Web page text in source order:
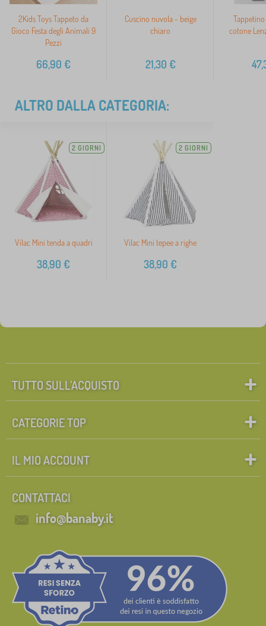
2Kids Toys Tappeto da
Gioco Festa degli Animali 9
Pezzi
66,90 €
Cuscino nuvola - beige
chiaro
21,30 €
cotone
ALTRO DALLA CATEGORIA:
2 GIORNI
Vilac Mini tenda a quadri
38,90 €
2 GIORNI
Vilac Mini tepee a righe
38,90 €
TUTTO SULL’ACQUISTO
CATEGORIE TOP
IL MIO ACCOUNT
CONTATTACI
info@banaby.it